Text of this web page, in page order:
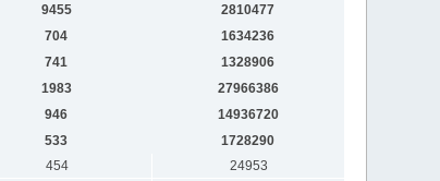
9455
2810477
704
1634236
741
1328906
1983
27966386
946
14936720
533
1728290
454
24953